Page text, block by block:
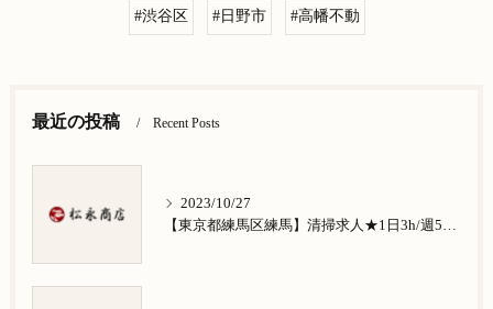
#渋谷区 #日野市 #高幡不動
最近の投稿 Recent Posts
2023/10/27
【東京都練馬区練馬】清掃求人★1日3h/週5日/祝日お休み★谷原在住の方歓迎